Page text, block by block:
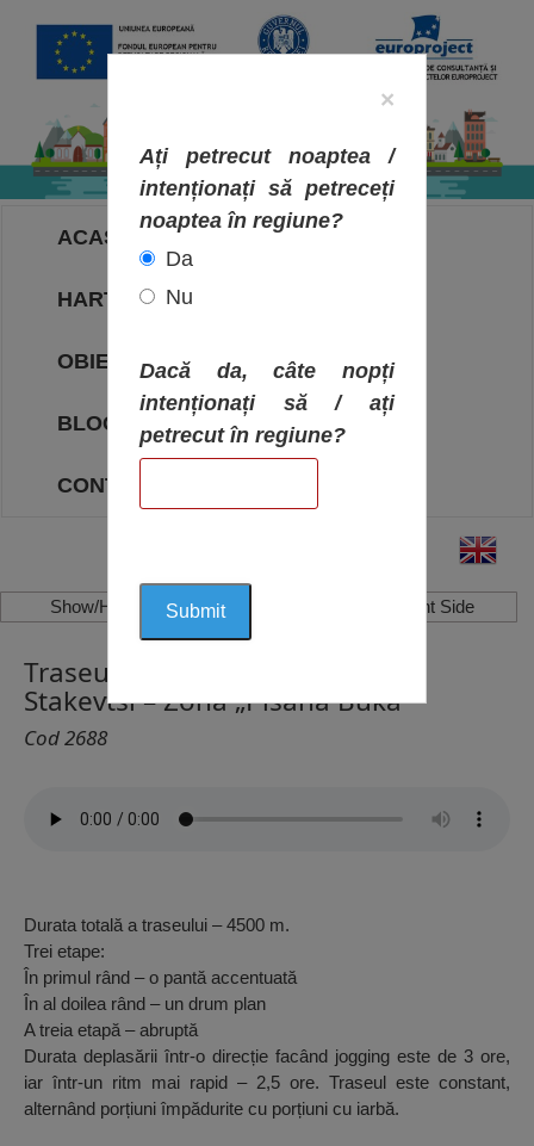
ACASA
HARTA OBIECTIVELOR
OBIECTIVE
BLOG
CONTACT
Show/Hide Left Side Show/Hide Right Side
Traseul pentru Drumeție – Satul
Stakevtsi – Zona „Pisana Buka”
Cod 2688
Durata totală a traseului – 4500 m.
Trei etape:
În primul rând – o pantă accentuată
În al doilea rând – un drum plan
A treia etapă – abruptă
Durata deplasării într-o direcție facând jogging este de 3 ore,
iar într-un ritm mai rapid – 2,5 ore. Traseul este constant,
alternând porțiuni împădurite cu porțiuni cu iarbă.
×
Ați petrecut noaptea /
intenționați să petreceți
noaptea în regiune?
Da
Nu
Dacă da, câte nopți
intenționați să / ați
petrecut în regiune?